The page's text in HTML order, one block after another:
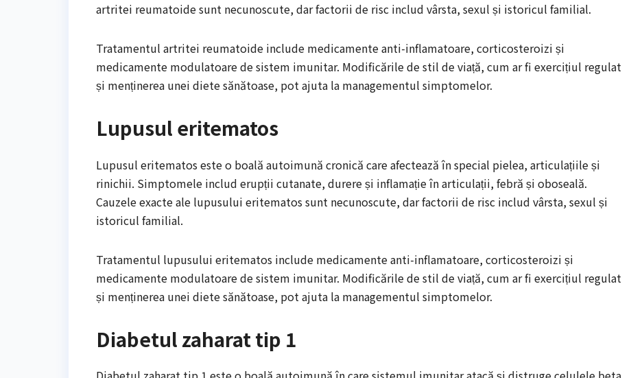
artritei reumatoide sunt necunoscute, dar factorii de risc includ vârsta, sexul și istoricul familial.
Tratamentul artritei reumatoide include medicamente anti-inflamatoare, corticosteroizi și
medicamente modulatoare de sistem imunitar. Modificările de stil de viață, cum ar fi exercițiul regulat
și menținerea unei diete sănătoase, pot ajuta la managementul simptomelor.
Lupusul eritematos
Lupusul eritematos este o boală autoimună cronică care afectează în special pielea, articulațiile și
rinichii. Simptomele includ erupții cutanate, durere și inflamație în articulații, febră și oboseală.
Cauzele exacte ale lupusului eritematos sunt necunoscute, dar factorii de risc includ vârsta, sexul și
istoricul familial.
Tratamentul lupusului eritematos include medicamente anti-inflamatoare, corticosteroizi și
medicamente modulatoare de sistem imunitar. Modificările de stil de viață, cum ar fi exercițiul regulat
și menținerea unei diete sănătoase, pot ajuta la managementul simptomelor.
Diabetul zaharat tip 1